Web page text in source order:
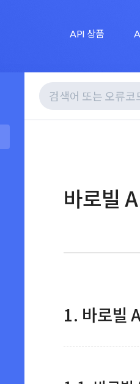
API 상품
바로빌
바로빌